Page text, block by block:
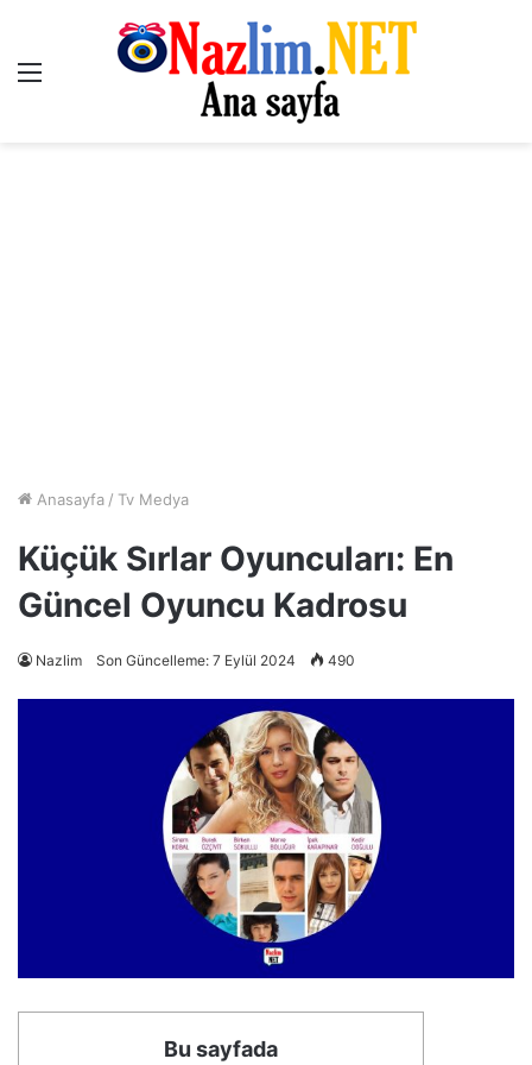
Menü
Anasayfa / Tv Medya
Küçük Sırlar Oyuncuları: En
Güncel Oyuncu Kadrosu
Nazlim Son Güncelleme: 7 Eylül 2024 490
Bu sayfada